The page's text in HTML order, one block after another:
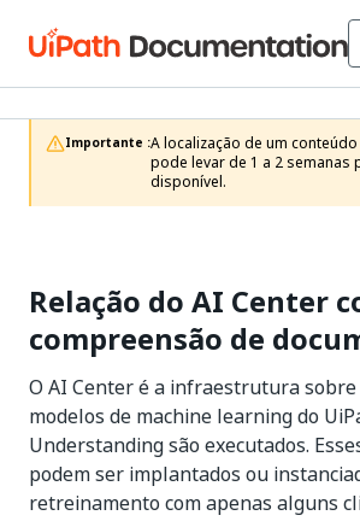
Importante :A localização de um
pode levar de 1 a 2 semanas
disponível.
Relação do AI Center
compreensão de
O AI Center é a infraestrutura sobre
modelos de machine learning do
Understanding são executados.
podem ser implantados ou
retreinamento com apenas alguns